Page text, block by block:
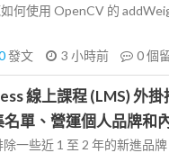
何使用 OpenCV 的
發文 3 小時前 0個
線上課程 (LMS) 外
單、營運個人品牌和
一些近 1 至 2 年的新進品